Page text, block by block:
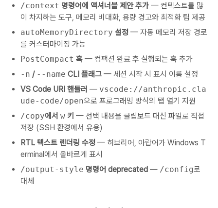
/context 명령어에 액셔너블 제안 추가 — 컨텍스트를 많
이 차지하는 도구, 메모리 비대화, 용량 경고와 최적화 팁 제공
autoMemoryDirectory 설정 — 자동 메모리 저장 경로
를 커스터마이징 가능
PostCompact 훅 — 컴팩션 완료 후 실행되는 훅 추가
-n / --name CLI 플래그 — 세션 시작 시 표시 이름 설정
VS Code URI 핸들러 — vscode://anthropic.cla
ude-code/open으로 프로그래밍 방식의 탭 열기 지원
/copy에서 w 키 — 선택 내용을 클립보드 대신 파일로 직접
저장 (SSH 환경에서 유용)
RTL 텍스트 렌더링 수정 — 히브리어, 아랍어가 Windows T
erminal에서 올바르게 표시
/output-style 명령어 deprecated — /config로
대체